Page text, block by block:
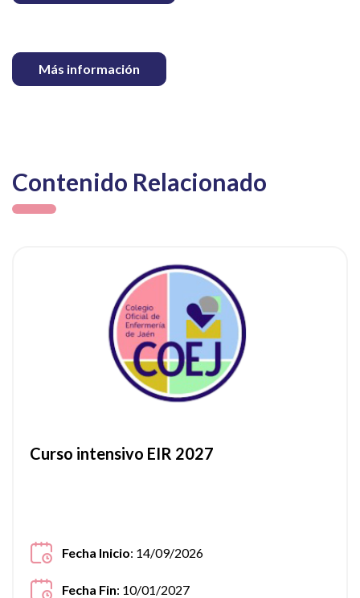
Más información
Contenido Relacionado
Curso intensivo EIR 2027
Fecha Inicio: 14/09/2026
Fecha Fin: 10/01/2027